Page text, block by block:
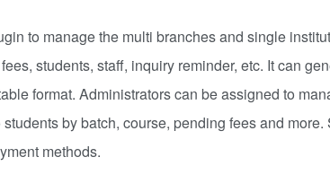
to manage the multi branches and single
students, staff, inquiry reminder, etc. It can
format. Administrators can be assigned to
by batch, course, pending fees and
methods.